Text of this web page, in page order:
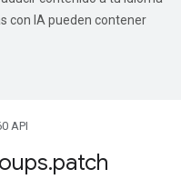
con IA pueden contener
API
.patch